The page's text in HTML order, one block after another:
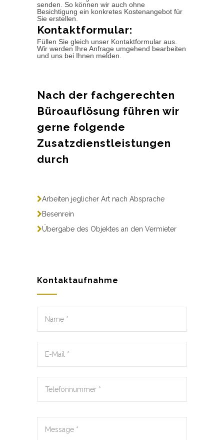
senden. So können wir auch ohne
Besichtigung ein konkretes Kostenangebot für
Sie erstellen.
Kontaktformular:
Füllen Sie gleich unser Kontaktformular aus.
Wir werden Ihre Anfrage umgehend bearbeiten
und uns bei Ihnen melden.
Nach der fachgerechten
Büroauflösung führen wir
gerne folgende
Zusatzdienstleistungen
durch
Arbeiten jeglicher Art nach Absprache
Besenrein
Übergabe des Objektes an den Vermieter
Kontaktaufnahme